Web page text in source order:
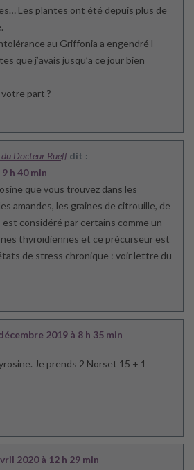
Les plantes ont été depuis plus de
au Griffonia a engendré l
que j’avais jusqu’a ce jour bien
part ?
Docteur Rueff dit :
h 40 min
que vous trouvez dans les
amandes, les graines de citrouille, de
est considéré par certains comme un
thyroïdiennes et ce précurseur est
de stress chronique : voir lettre du
2019 à 8 h 35 min
Je prends 2 Norset 15 + 1
2020 à 12 h 29 min